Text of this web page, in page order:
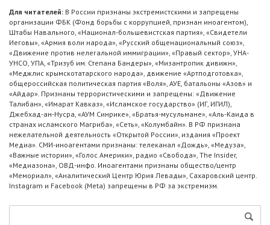
Для читателей: В России признаны экстремистскими и запрещены
организации ФБК (Фонд борьбы с коррупцией, признан иноагентом),
Штабы Навального, «Национал-большевистская партия», «Свидетели
Иеговы», «Армия воли народа», «Русский общенациональный союз»,
«Движение против нелегальной иммиграции», «Правый сектор», УНА-
УНСО, УПА, «Тризуб им. Степана Бандеры», «Мизантропик дивижн»,
«Меджлис крымскотатарского народа», движение «Артподготовка»,
общероссийская политическая партия «Воля», АУЕ, батальоны «Азов» и
«Айдар». Признаны террористическими и запрещены: «Движение
Талибан», «Имарат Кавказ», «Исламское государство» (ИГ, ИГИЛ),
Джебхад-ан-Нусра, «АУМ Синрике», «Братья-мусульмане», «Аль-Каида в
странах исламского Магриба», «Сеть», «Колумбайн». В РФ признана
нежелательной деятельность «Открытой России», издания «Проект
Медиа». СМИ-иноагентами признаны: телеканал «Дождь», «Медуза»,
«Важные истории», «Голос Америки», радио «Свобода», The Insider,
«Медиазона», ОВД-инфо. Иноагентами признаны общество/центр
«Мемориал», «Аналитический Центр Юрия Левады», Сахаровский центр.
Instagram и Facebook (Metа) запрещены в РФ за экстремизм.